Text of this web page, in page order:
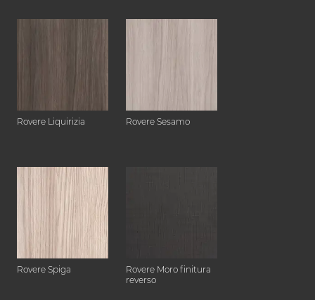
Rovere Liquirizia Rovere Sesamo
Rovere Spiga
Rovere Moro finitura
reverso